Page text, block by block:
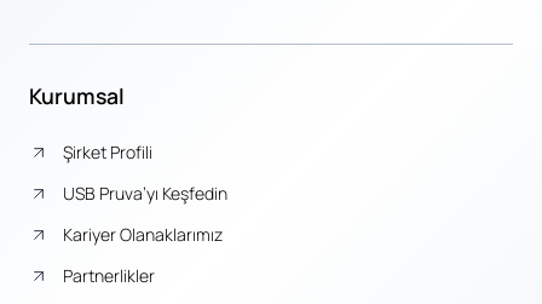
Kurumsal
Şirket Profili
USB Pruva’yı Keşfedin
Kariyer Olanaklarımız
Partnerlikler